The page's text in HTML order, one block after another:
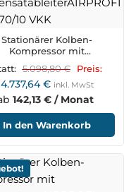
Stationärer Kolben-
Kompressor mit
zur Öl-
Wasser-Trennung und
automatischem
5.098,80€ Preis:
4.737,64€ inkl. MwSt
142,13 € / Monat
In den Warenkorb